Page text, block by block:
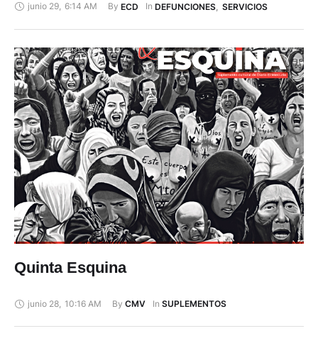
junio 29, 6:14 AM By ECD In DEFUNCIONES, SERVICIOS
Quinta Esquina
junio 28 10:16 AM By CMV In SUPLEMENTOS